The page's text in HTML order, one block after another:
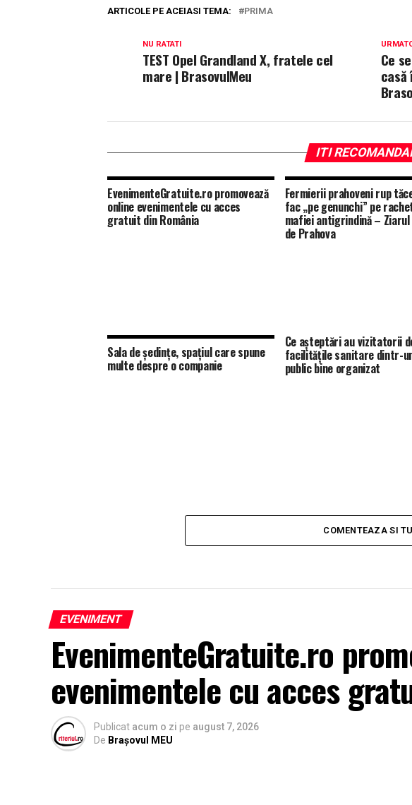
ARTICOLE PE ACEIASI TEMA: PRIMA
Ce
NU RATATI
TEST Opel Grandland X, fratele cel
mare | BrasovulMeu
ITI
EvenimenteGratuite.ro promovează
online evenimentele cu acces
gratuit din România
Fermierii prahoveni rup
fac „pe genunchi” pe
mafiei antigrindină –
de Prahova
Sala de ședințe, spațiul care spune
multe despre o companie
Ce așteptări au vizitatorii
facilitățile sanitare dintr-
public bine organizat
COMENTEAZA SI TU
EVENIMENT
EvenimenteGratuite.ro
evenimentele cu acces
Publicat acum o zi pe august 7, 2026
De Brașovul MEU